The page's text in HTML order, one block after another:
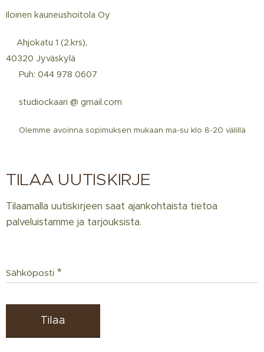
Iloinen kauneushoitola Oy
📍Ahjokatu 1 (2.krs),
40320 Jyväskylä
☎️ Puh: 044 978 0607
📩 studiockaari @ gmail.com
Olemme avoinna sopimuksen mukaan ma-su klo 8-20 välillä
TILAA UUTISKIRJE
Tilaamalla uutiskirjeen saat ajankohtaista tietoa
palveluistamme ja tarjouksista.
Sähköposti
Tilaa